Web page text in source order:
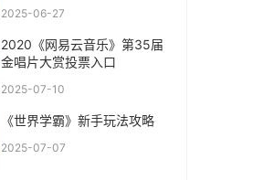
2025-06-27
2020《网易云音乐》第35届
金唱片大赏投票入口
2025-07-10
《世界学霸》新手玩法攻略
2025-07-07